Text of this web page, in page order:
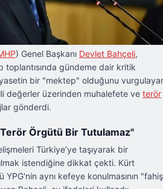
) Genel Başkanı Devlet Bahçeli,
toplantısında gündeme dair kritik
bir "mektep" olduğunu
değerler üzerinden muhalefete ve terör
gönderdi.
Örgütü Bir Tutulamaz"
Türkiye’ye taşıyarak bir
istendiğine dikkat çekti. Kürt
aynı kefeye konulmasının "fahiş